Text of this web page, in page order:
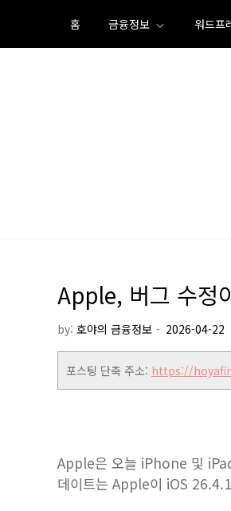
content
홈 금융정보 워드프
Apple, 버그 수정
by: 호야의 금융정보
포스팅 단축 주소: https://
Apple은 오늘 iPhone 및
데이트는 Apple이 iOS